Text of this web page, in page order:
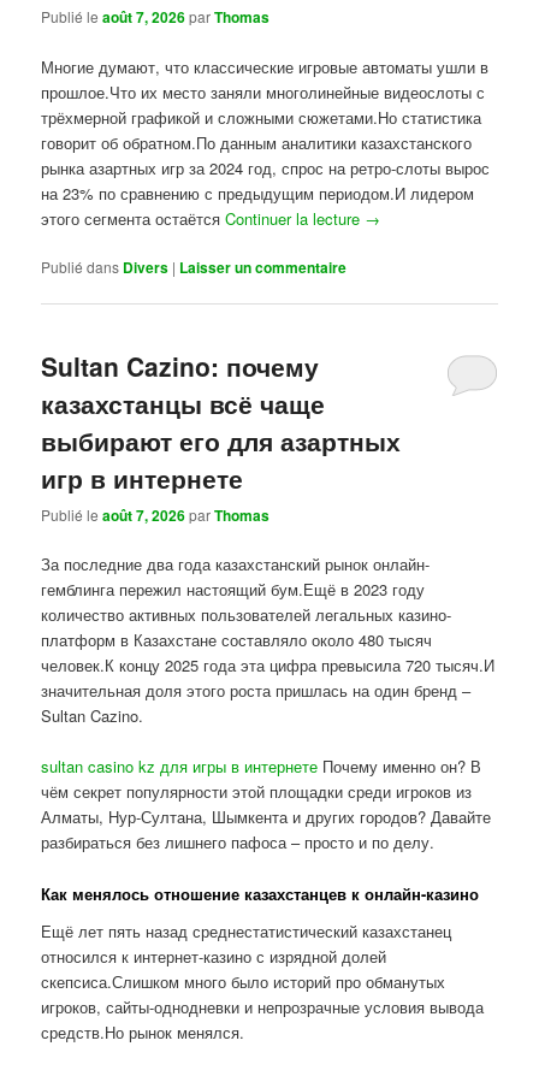
Publié leaoût 7, 2026parThomas
Многие думают, что классические игровые автоматы ушли в
прошлое.Что их место заняли многолинейные видеослоты с
трёхмерной графикой и сложными сюжетами.Но статистика
говорит об обратном.По данным аналитики казахстанского
рынка азартных игр за 2024 год, спрос на ретро-слоты вырос
на 23% по сравнению с предыдущим периодом.И лидером
этого сегмента остаётсяContinuer la lecture →
Publié dans Divers | Laisser un commentaire
Sultan Cazino: почему
казахстанцы всё чаще
выбирают его для азартных
игр в интернете
Publié leaoût 7, 2026parThomas
За последние два года казахстанский рынок онлайн-
гемблинга пережил настоящий бум.Ещё в 2023 году
количество активных пользователей легальных казино-
платформ в Казахстане составляло около 480 тысяч
человек.К концу 2025 года эта цифра превысила 720 тысяч.И
значительная доля этого роста пришлась на один бренд –
Sultan Cazino.
sultan casino kz для игры в интернете Почему именно он? В
чём секрет популярности этой площадки среди игроков из
Алматы, Нур-Султана, Шымкента и других городов? Давайте
разбираться без лишнего пафоса – просто и по делу.
Как менялось отношение казахстанцев к онлайн-казино
Ещё лет пять назад среднестатистический казахстанец
относился к интернет-казино с изрядной долей
скепсиса.Слишком много было историй про обманутых
игроков, сайты-однодневки и непрозрачные условия вывода
средств.Но рынок менялся.